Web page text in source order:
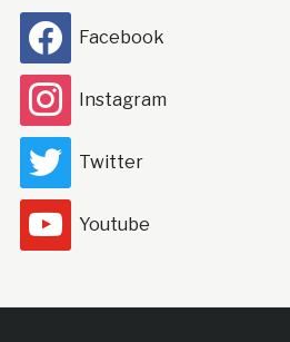
Facebook
Instagram
Twitter
Youtube